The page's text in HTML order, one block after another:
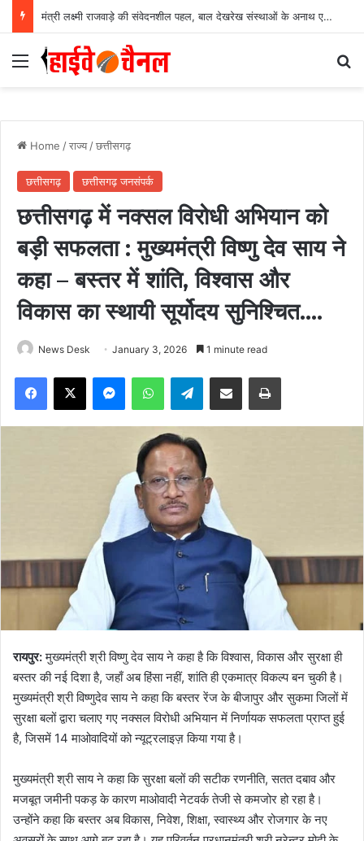
मंत्री लक्ष्मी राजवाड़े की संवेदनशील पहल, बाल देखरेख संस्थाओं के अनाथ एवं निराश्रित बच्चों को कौशल, प्रशिक्षण और रोजगार से जोड़ने बैंकिंग और सामाजिक संस्थाओं का साझा प्रयास….
Menu
Home /राज्य /छत्तीसगढ़
छत्तीसगढ़ छत्तीसगढ़ जनसंपर्क
छत्तीसगढ़ में नक्सल विरोधी अभियान को
बड़ी सफलता : मुख्यमंत्री विष्णु देव साय ने
कहा – बस्तर में शांति, विश्वास और
विकास का स्थायी सूर्योदय सुनिश्चित….
News Desk January 3, 2026 1 minute read
Facebook
X MessengerWhatsAppTelegramShare via Email Print
रायपुर:मुख्यमंत्री श्री विष्णु देव साय ने कहा है कि विश्वास, विकास और सुरक्षा ही
बस्तर की नई दिशा है, जहाँ अब हिंसा नहीं, शांति ही एकमात्र विकल्प बन चुकी है।
मुख्यमंत्री श्री विष्णुदेव साय ने कहा कि बस्तर रेंज के बीजापुर और सुकमा जिलों में
सुरक्षा बलों द्वारा चलाए गए नक्सल विरोधी अभियान में निर्णायक सफलता प्राप्त हुई
है, जिसमें 14 माओवादियों को न्यूट्रलाइज़ किया गया है।
मुख्यमंत्री श्री साय ने कहा कि सुरक्षा बलों की सटीक रणनीति, सतत दबाव और
मजबूत जमीनी पकड़ के कारण माओवादी नेटवर्क तेजी से कमजोर हो रहा है।
उन्होंने कहा कि बस्तर अब विकास, निवेश, शिक्षा, स्वास्थ्य और रोजगार के नए